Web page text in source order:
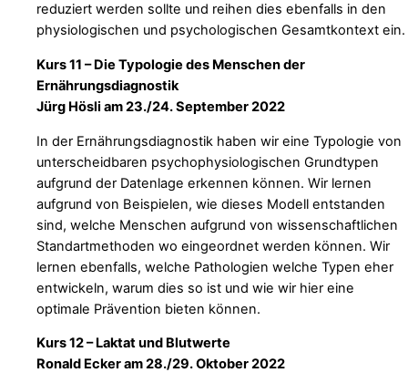
reduziert werden sollte und reihen dies ebenfalls in den
physiologischen und psychologischen Gesamtkontext ein.
Kurs 11 – Die Typologie des Menschen der
Ernährungsdiagnostik
Jürg Hösli am 23./24. September 2022
In der Ernährungsdiagnostik haben wir eine Typologie von
unterscheidbaren psychophysiologischen Grundtypen
aufgrund der Datenlage erkennen können. Wir lernen
aufgrund von Beispielen, wie dieses Modell entstanden
sind, welche Menschen aufgrund von wissenschaftlichen
Standartmethoden wo eingeordnet werden können. Wir
lernen ebenfalls, welche Pathologien welche Typen eher
entwickeln, warum dies so ist und wie wir hier eine
optimale Prävention bieten können.
Kurs 12 – Laktat und Blutwerte
Ronald Ecker am 28./29. Oktober 2022